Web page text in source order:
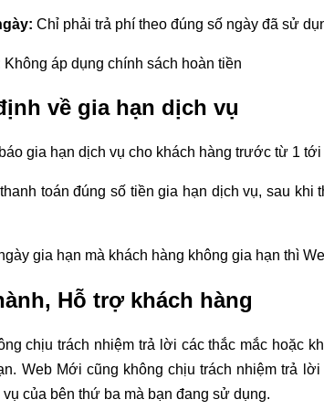
Chỉ phải trả phí theo đúng số ngày đã sử
Không áp dụng chính sách hoàn tiền
về gia hạn dịch vụ
gia hạn dịch vụ cho khách hàng trước từ 1 tới
toán đúng số tiền gia hạn dịch vụ, sau
gia hạn mà khách hàng không gia hạn thì
Hỗ trợ khách hàng
chịu trách nhiệm trả lời các thắc mắc hoặc
Web Mới cũng không chịu trách nhiệm trả
của bên thứ ba mà bạn đang sử dụng.